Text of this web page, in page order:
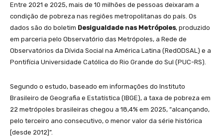
Entre 2021 e 2025, mais de 10 milhões de pessoas deixaram a
condição de pobreza nas regiões metropolitanas do país. Os
dados são do boletim Desigualdade nas Metrópoles, produzido
em parceria pelo Observatório das Metrópoles, a Rede de
Observatórios da Dívida Social na América Latina (RedODSAL) e a
Pontifícia Universidade Católica do Rio Grande do Sul (PUC-RS).
Segundo o estudo, baseado em informações do Instituto
Brasileiro de Geografia e Estatística (IBGE), a taxa de pobreza em
22 metrópoles brasileiras chegou a 18,4% em 2025, “alcançando,
pelo terceiro ano consecutivo, o menor valor da série histórica
[desde 2012]”.